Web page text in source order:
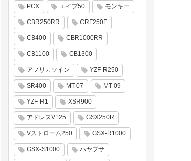
PCX エイプ50 モンキー
CBR250RR CRF250F
CB400 CBR1000RR
CB1100 CB1300
アフリカツイン YZF-R250
SR400 MT-07 MT-09
YZF-R1 XSR900
アドレスV125 GSX250R
Vストローム250 GSX-R1000
GSX-S1000 ハヤブサ